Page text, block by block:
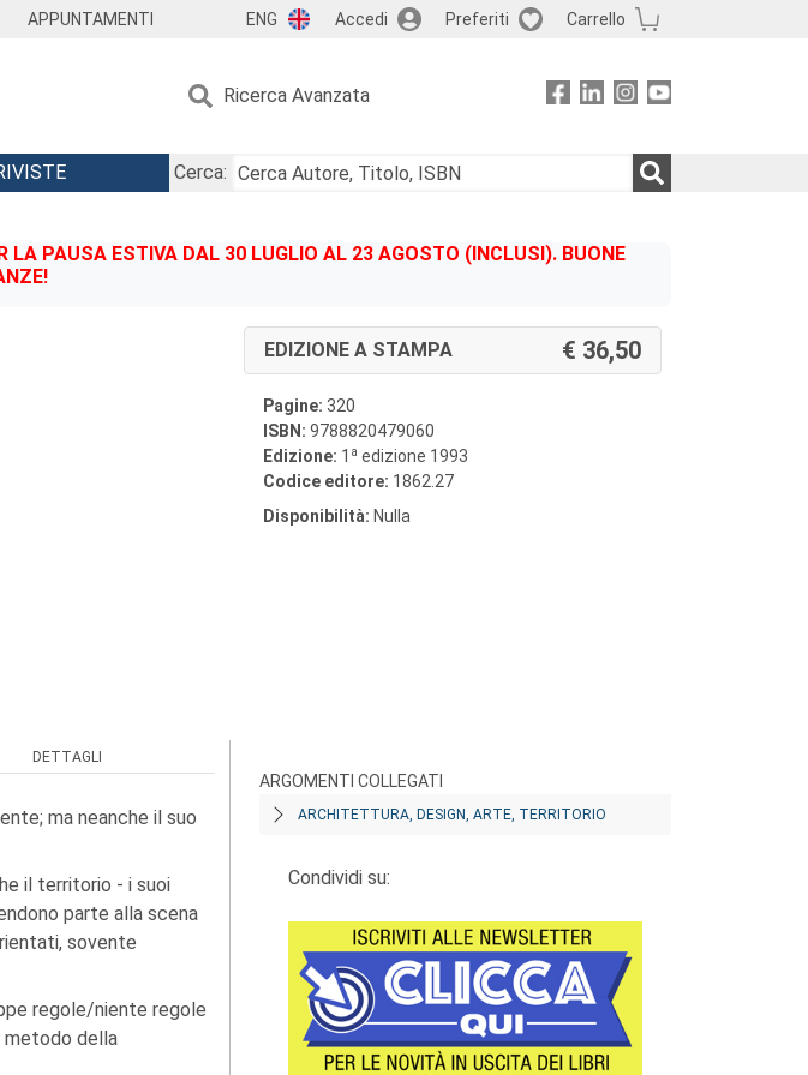
APPUNTAMENTI ENG Accedi Preferiti Carrello
Ricerca Avanzata
Cerca:
LA PAUSA ESTIVA DAL 30 LUGLIO AL 23 AGOSTO (INCLUSI). BUONE
EDIZIONE A STAMPA 36,50
Pagine: 320
ISBN: 9788820479060
Edizione: 1 a edizione 1993
Codice editore: 1862.27
Disponibilità: Nulla
DETTAGLI
ma neanche il suo
il territorio - i suoi
parte alla scena
sovente
regole/niente regole
metodo della
ARGOMENTI COLLEGATI
ARCHITETTURA, DESIGN, ARTE, TERRITORIO
Condividi su: